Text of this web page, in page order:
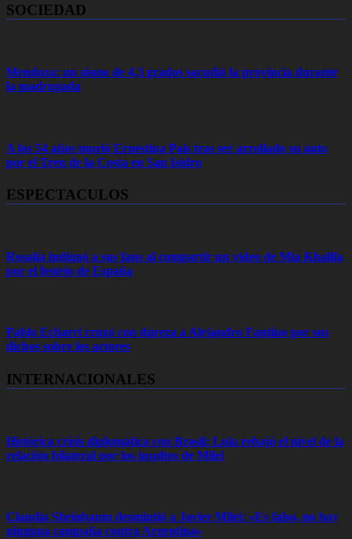
SOCIEDAD
Mendoza: un sismo de 4,3 grados sacudió la provincia durante
la madrugada
A los 54 años murió Ernestina Pais tras ser arrollado su auto
por el Tren de la Costa en San Isidro
ESPECTACULOS
Rosalía indignó a sus fans al compartir un video de Mia Khalifa
por el festejo de España
Pablo Echarri cruzó con dureza a Alejandro Fantino por sus
dichos sobre los actores
INTERNACIONALES
Histórica crisis diplomática con Brasil: Lula rebajó el nivel de la
relación bilateral por los insultos de Milei
Claudia Sheinbaum desmintió a Javier Milei: «Es falso, no hay
ninguna campaña contra Argentina»